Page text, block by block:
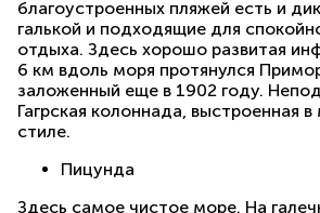
благоустроенных пляжей есть и
галькой и подходящие для
отдыха. Здесь хорошо развитая
6 км вдоль моря протянулся
заложенный еще в 1902 году.
Гагрская колоннада, выстроенная
стиле.
Пицунда
Здесь самое чистое море. На